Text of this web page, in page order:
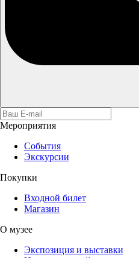
Мероприятия
События
Экскурсии
Покупки
Входной билет
Магазин
О музее
Экспозиция и выставки